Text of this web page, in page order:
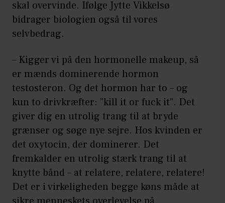
chef vil opdage, at du ikke er
så dygtig, som alle tror, og at
du bliver ”afsløret” lige om
lidt.
Du vil ikke sige ja til et nyt job
eller en forfremmelse, hvis
ikke du kan opfylde samtlige
krav i jobbe- skrivelsen – og
mere til.
skal overvinde. Ifølge Jytte Vikkelsø
bidrager biologien også til vores
selvbedrag.
– Kigger vi på den hormonelle makeup, så
er mænds dominerende hormon
testosteron. Og det hormon har to – og
kun to drivkræfter: ”kill it or fuck it”. Det
giver dig en utrolig trang til at bryde
grænser og søge nye sejre. Hos kvinden er
det oxytocin, der dominerer. Det
fremkalder en utrolig stærk trang til at
knytte bånd – at relatere, relatere, relatere!
Det er i virkeligheden begge køns måde at